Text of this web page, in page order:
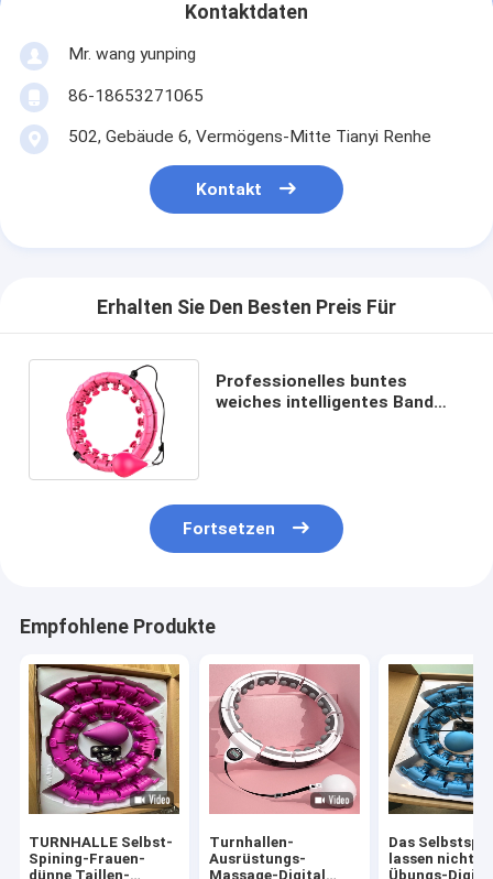
Kontaktdaten
Mr. wang yunping
86-18653271065
502, Gebäude 6, Vermögens-Mitte Tianyi Renhe
Kontakt
Erhalten Sie Den Besten Preis Für
Professionelles buntes
weiches intelligentes Band
Fortsetzen
Empfohlene Produkte
TURNHALLE Selbst-
Spining-Frauen-
dünne Taillen-
Turnhallen-
Ausrüstungs-
Massage-Digital
Das
lassen nicht
Übungs-